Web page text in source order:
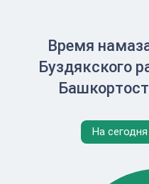
Время
Буздякского
На сегодня